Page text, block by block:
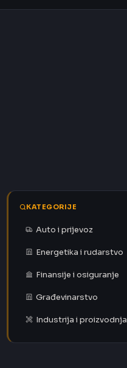
KATEGORIJE
Auto i prijevoz
Energetika i rudarstvo
Finansije i osiguranje
Građevinarstvo
Industrija i proizvodnja